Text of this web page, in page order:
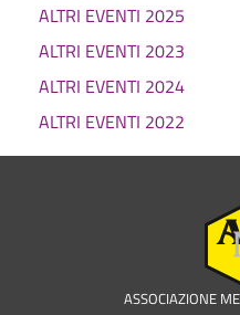
ALTRI EVENTI 2025
ALTRI EVENTI 2023
ALTRI EVENTI 2024
ALTRI EVENTI 2022
ASSOCIAZIONE